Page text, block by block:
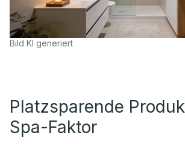
Bild KI generiert
Platzsparende
Spa-Faktor